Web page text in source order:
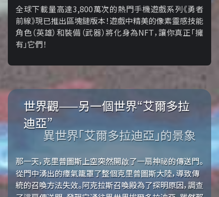
全球下載量高達3,800萬次的熱門手機遊戲系列《勇者
前線》現已推出區塊鏈版本！遊戲中精美的像素靈感技能
角色（英雄）和裝備（武器）將化身為NFT，讓你真正「擁​​
有」它們！
世界觀——另一個世界“艾爾多拉
迪亞”
異世界「艾爾多拉迪亞」的景象
那一天，克里普圖斯上空突然開啟了一扇神祕的傳送門。
從門中湧出的瘴氣籠罩了整個克里普圖斯大陸，導致傳
統的召喚方法失效。阿克拉斯召喚殿為了探明原因，調查